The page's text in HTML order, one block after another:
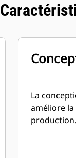
La
améliore
production.